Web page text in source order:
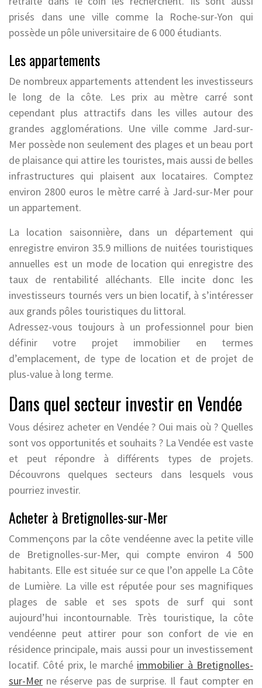
prisés dans une ville comme la Roche-sur-Yon qui
possède un pôle universitaire de 6 000 étudiants.
Les appartements
De nombreux appartements attendent les investisseurs
le long de la côte. Les prix au mètre carré sont
cependant plus attractifs dans les villes autour des
grandes agglomérations. Une ville comme Jard-sur-
Mer possède non seulement des plages et un beau port
de plaisance qui attire les touristes, mais aussi de belles
infrastructures qui plaisent aux locataires. Comptez
environ 2800 euros le mètre carré à Jard-sur-Mer pour
un appartement.
La location saisonnière, dans un département qui
enregistre environ 35.9 millions de nuitées touristiques
annuelles est un mode de location qui enregistre des
taux de rentabilité alléchants. Elle incite donc les
investisseurs tournés vers un bien locatif, à s’intéresser
aux grands pôles touristiques du littoral.
Adressez-vous toujours à un professionnel pour bien
définir votre projet immobilier en termes
d’emplacement, de type de location et de projet de
plus-value à long terme.
Dans quel secteur investir en Vendée
Vous désirez acheter en Vendée ? Oui mais où ? Quelles
sont vos opportunités et souhaits ? La Vendée est vaste
et peut répondre à différents types de projets.
Découvrons quelques secteurs dans lesquels vous
pourriez investir.
Acheter à Bretignolles-sur-Mer
Commençons par la côte vendéenne avec la petite ville
de Bretignolles-sur-Mer, qui compte environ 4 500
habitants. Elle est située sur ce que l’on appelle La Côte
de Lumière. La ville est réputée pour ses magnifiques
plages de sable et ses spots de surf qui sont
aujourd’hui incontournable. Très touristique, la côte
vendéenne peut attirer pour son confort de vie en
résidence principale, mais aussi pour un investissement
locatif. Côté prix, le marché immobilier à Bretignolles-
sur-Mer ne réserve pas de surprise. Il faut compter en